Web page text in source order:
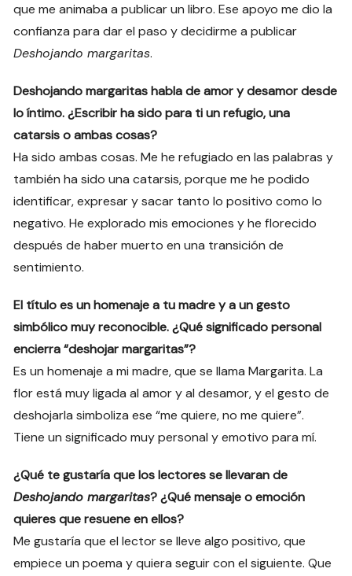
que me animaba a publicar un libro. Ese apoyo me dio la
confianza para dar el paso y decidirme a publicar
Deshojando margaritas.
Deshojando margaritas habla de amor y desamor desde
lo íntimo. ¿Escribir ha sido para ti un refugio, una
catarsis o ambas cosas?
Ha sido ambas cosas. Me he refugiado en las palabras y
también ha sido una catarsis, porque me he podido
identificar, expresar y sacar tanto lo positivo como lo
negativo. He explorado mis emociones y he florecido
después de haber muerto en una transición de
sentimiento.
El título es un homenaje a tu madre y a un gesto
simbólico muy reconocible. ¿Qué significado personal
encierra “deshojar margaritas”?
Es un homenaje a mi madre, que se llama Margarita. La
flor está muy ligada al amor y al desamor, y el gesto de
deshojarla simboliza ese “me quiere, no me quiere”.
Tiene un significado muy personal y emotivo para mí.
¿Qué te gustaría que los lectores se llevaran de
Deshojando margaritas? ¿Qué mensaje o emoción
quieres que resuene en ellos?
Me gustaría que el lector se lleve algo positivo, que
empiece un poema y quiera seguir con el siguiente. Que